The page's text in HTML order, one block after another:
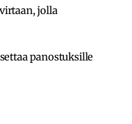
jolla
panostuksille